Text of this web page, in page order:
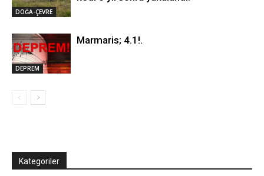
DOĞA-ÇEVRE
DEPREM
Marmaris; 4.1!.
Kategoriler